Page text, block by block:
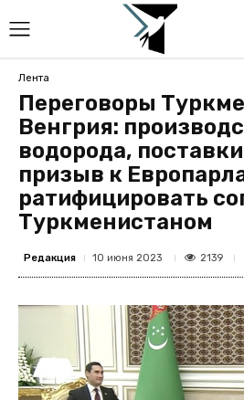
Лента
Переговоры
Венгрия:
водорода,
призыв к
ратифицировать
Туркменистаном
Редакция 10 июня 2023 2139